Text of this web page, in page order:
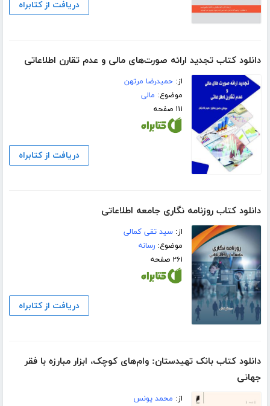
دریافت از کتابراه
دانلود کتاب تجدید ارائه صورت‌های مالی و عدم تقارن اطلاعاتی
از:حمیدرضا مرتهن
موضوع: مالی
۱۱۱ صفحه
دریافت از کتابراه
دانلود کتاب روزنامه نگاری جامعه اطلاعاتی
از:سید تقی کمالی
موضوع:رسانه
۲۶۱ صفحه
دریافت از کتابراه
دانلود کتاب بانک‌ تهیدستان: وام‌های کوچک، ابزار مبارزه با فقر
جهانی
از: محمد یونس